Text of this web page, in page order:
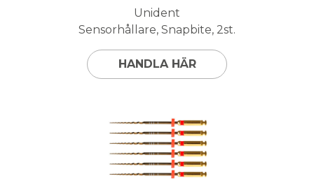
Unident
Sensorhållare, Snapbite, 2st.
HANDLA HÄR